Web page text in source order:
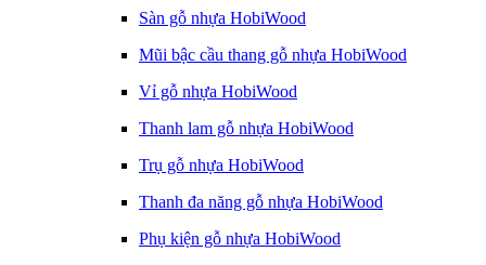
Sàn gỗ nhựa HobiWood
Mũi bậc cầu thang gỗ nhựa HobiWood
Vỉ gỗ nhựa HobiWood
Thanh lam gỗ nhựa HobiWood
Trụ gỗ nhựa HobiWood
Thanh đa năng gỗ nhựa HobiWood
Phụ kiện gỗ nhựa HobiWood